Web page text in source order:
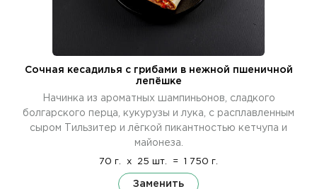
Сочная кесадилья с грибами в нежной пшеничной
лепёшке
Начинка из ароматных шампиньонов, сладкого
болгарского перца, кукурузы и лука, с расплавленным
сыром Тильзитер и лёгкой пикантностью кетчупа и
майонеза.
70 г. x 25 шт. = 1 750 г.
Заменить